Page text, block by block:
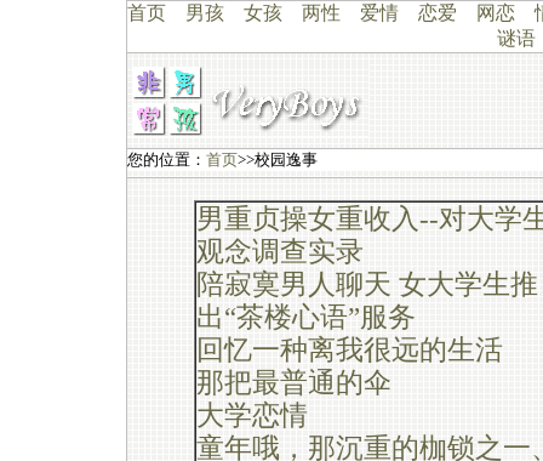
首页 男孩 女孩 两性 爱情 恋爱 网恋
谜语
您的位置： 首页>>校园逸事
男重贞操女重收入--对大学
观念调查实录
陪寂寞男人聊天 女大学生推
出“茶楼心语”服务
回忆一种离我很远的生活
那把最普通的伞
大学恋情
童年哦，那沉重的枷锁之一